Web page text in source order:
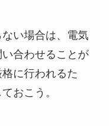
い場合は、電気
合わせることが
に行われるた
おこう。